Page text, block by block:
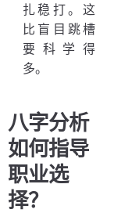
扎稳打。这
比盲目跳槽
要科学得
多。
八字分析
如何指导
职业选
择？